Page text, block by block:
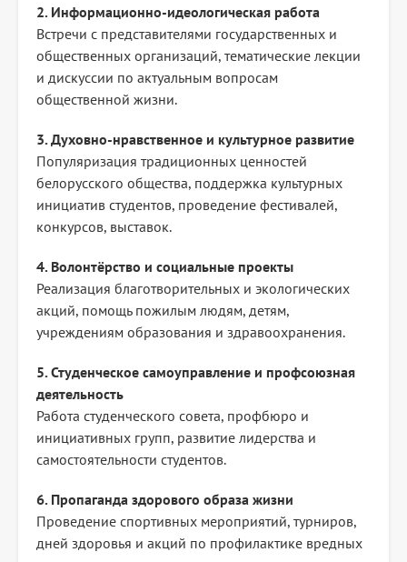
2. Информационно-идеологическая работа
Встречи с представителями государственных и
общественных организаций, тематические лекции
и дискуссии по актуальным вопросам
общественной жизни.
3. Духовно-нравственное и культурное развитие
Популяризация традиционных ценностей
белорусского общества, поддержка культурных
инициатив студентов, проведение фестивалей,
конкурсов, выставок.
4. Волонтёрство и социальные проекты
Реализация благотворительных и экологических
акций, помощь пожилым людям, детям,
учреждениям образования и здравоохранения.
5. Студенческое самоуправление и профсоюзная
деятельность
Работа студенческого совета, профбюро и
инициативных групп, развитие лидерства и
самостоятельности студентов.
6. Пропаганда здорового образа жизни
Проведение спортивных мероприятий, турниров,
дней здоровья и акций по профилактике вредных